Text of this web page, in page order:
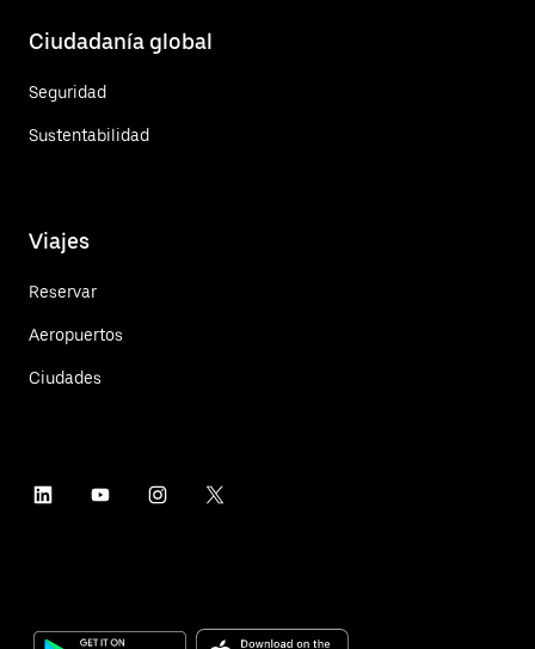
Ciudadanía global
Seguridad
Sustentabilidad
Viajes
Reservar
Aeropuertos
Ciudades